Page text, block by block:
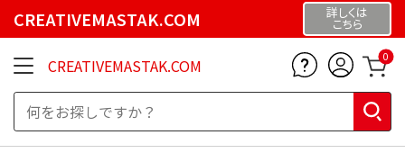
CREATIVEMASTAK.COM 詳しくは
こちら
CREATIVEMASTAK.COM 0